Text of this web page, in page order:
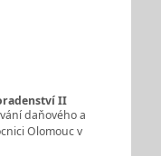
II
daňového a
Olomouc v